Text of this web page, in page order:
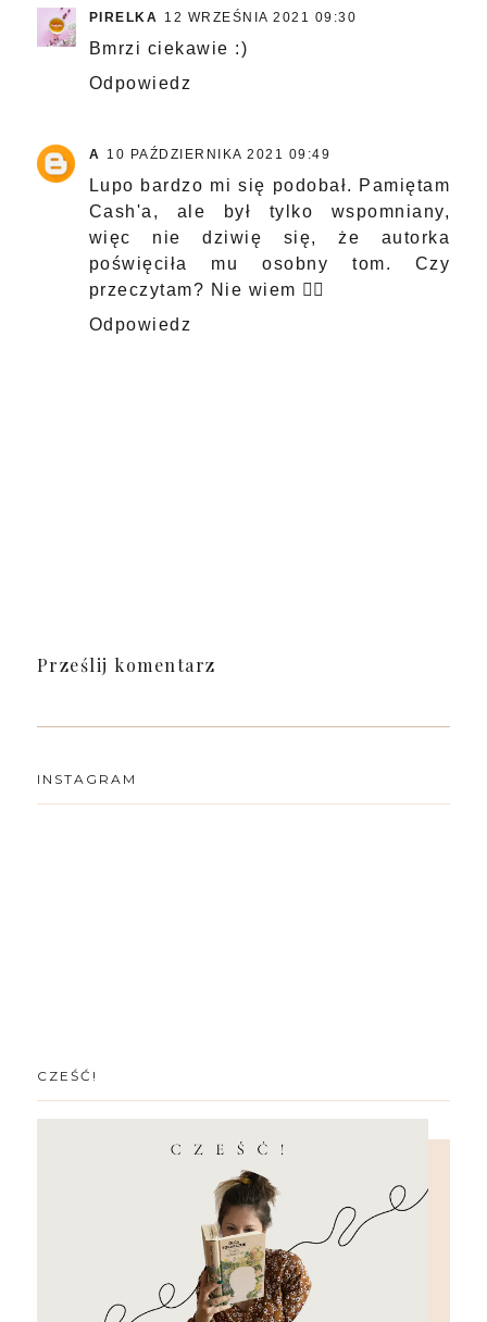
PIRELKA 12 WRZEŚNIA 2021 09:30
Bmrzi ciekawie :)
Odpowiedz
A 10 PAŹDZIERNIKA 2021 09:49
Lupo bardzo mi się podobał. Pamiętam
Cash'a, ale był tylko wspomniany,
więc nie dziwię się, że autorka
poświęciła mu osobny tom. Czy
przeczytam? Nie wiem 🤷‍♀️
Odpowiedz
Prześlij komentarz
INSTAGRAM
CZEŚĆ!